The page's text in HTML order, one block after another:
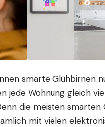
smarte Glühbirnen
jede Wohnung gleich
die meisten
mit vielen